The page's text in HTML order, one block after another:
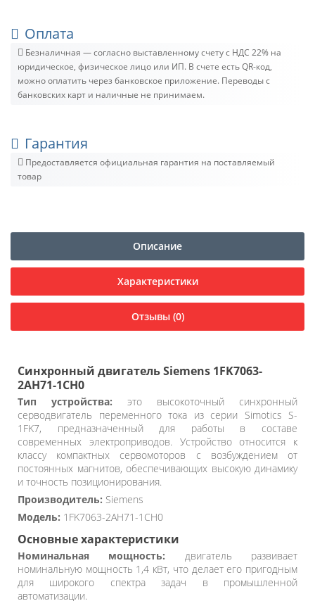
Оплата
Безналичная — согласно выставленному счету c НДС 22% на
юридическое, физическое лицо или ИП. В счете есть QR-код,
можно оплатить через банковское приложение. Переводы с
банковских карт и наличные не принимаем.
Гарантия
Предоставляется официальная гарантия на поставляемый
товар
Описание
Характеристики
Отзывы (0)
Синхронный двигатель Siemens 1FK7063-
2AH71-1CH0
Тип устройства: это высокоточный синхронный
серводвигатель переменного тока из серии Simotics S-
1FK7, предназначенный для работы в составе
современных электроприводов. Устройство относится к
классу компактных сервомоторов с возбуждением от
постоянных магнитов, обеспечивающих высокую динамику
и точность позиционирования.
Производитель: Siemens
Модель: 1FK7063-2AH71-1CH0
Основные характеристики
Номинальная мощность: двигатель развивает
номинальную мощность 1,4 кВт, что делает его пригодным
для широкого спектра задач в промышленной
автоматизации.